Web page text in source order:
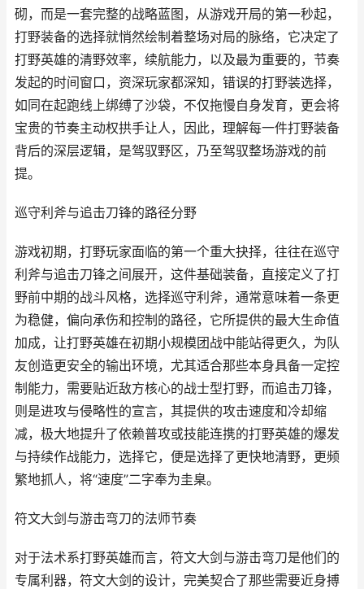
砌，而是一套完整的战略蓝图，从游戏开局的第一秒起，
打野装备的选择就悄然绘制着整场对局的脉络，它决定了
打野英雄的清野效率，续航能力，以及最为重要的，节奏
发起的时间窗口，资深玩家都深知，错误的打野装选择，
如同在起跑线上绑缚了沙袋，不仅拖慢自身发育，更会将
宝贵的节奏主动权拱手让人，因此，理解每一件打野装备
背后的深层逻辑，是驾驭野区，乃至驾驭整场游戏的前
提。
巡守利斧与追击刀锋的路径分野
游戏初期，打野玩家面临的第一个重大抉择，往往在巡守
利斧与追击刀锋之间展开，这件基础装备，直接定义了打
野前中期的战斗风格，选择巡守利斧，通常意味着一条更
为稳健，偏向承伤和控制的路径，它所提供的最大生命值
加成，让打野英雄在初期小规模团战中能站得更久，为队
友创造更安全的输出环境，尤其适合那些本身具备一定控
制能力，需要贴近敌方核心的战士型打野，而追击刀锋，
则是进攻与侵略性的宣言，其提供的攻击速度和冷却缩
减，极大地提升了依赖普攻或技能连携的打野英雄的爆发
与持续作战能力，选择它，便是选择了更快地清野，更频
繁地抓人，将“速度”二字奉为圭臬。
符文大剑与游击弯刀的法师节奏
对于法术系打野英雄而言，符文大剑与游击弯刀是他们的
专属利器，符文大剑的设计，完美契合了那些需要近身搏